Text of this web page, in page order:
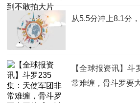
从5.5分冲上8.1分
【全球报资讯】
常难缠，骨斗罗要